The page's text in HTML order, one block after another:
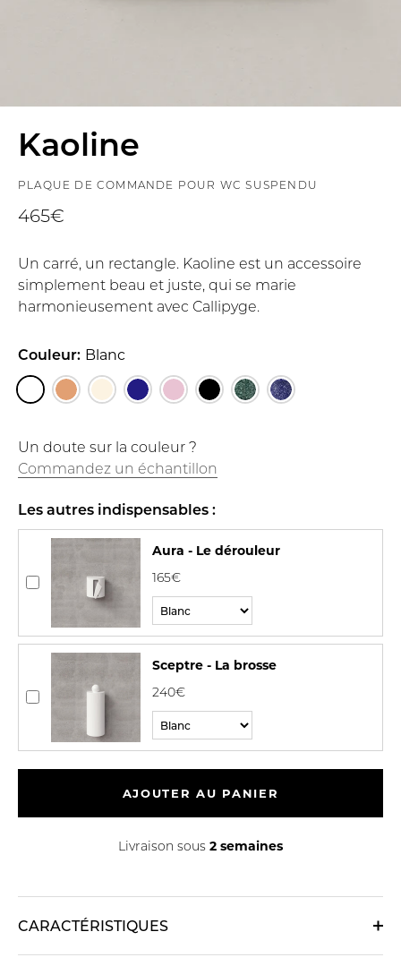
Kaoline
PLAQUE DE COMMANDE POUR WC SUSPENDU
465€
Un carré, un rectangle. Kaoline est un accessoire
simplement beau et juste, qui se marie
harmonieusement avec Callipyge.
Couleur: Blanc
Un doute sur la couleur ?
Commandez un échantillon
Les autres indispensables :
Aura - Le dérouleur
165€
Sceptre - La brosse
240€
AJOUTER AU PANIER
Livraison sous 2 semaines
CARACTÉRISTIQUES